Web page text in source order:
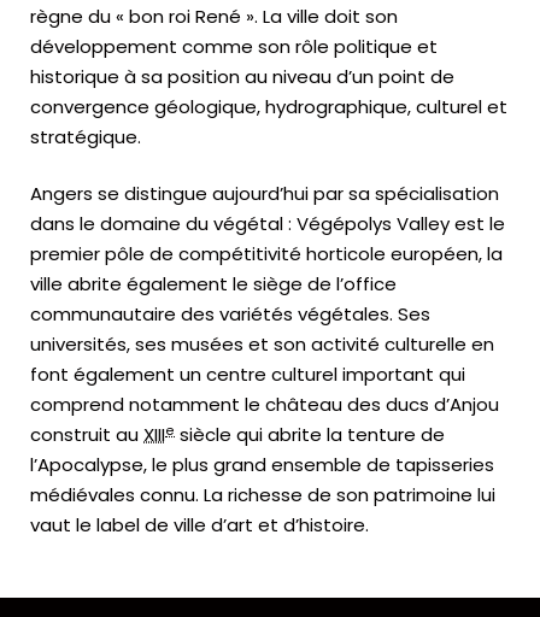
règne du « bon roi René ». La ville doit son
développement comme son rôle politique et
historique à sa position au niveau d’un point de
convergence géologique, hydrographique, culturel et
stratégique.
Angers se distingue aujourd’hui par sa spécialisation
dans le domaine du végétal : Végépolys Valley est le
premier pôle de compétitivité horticole européen, la
ville abrite également le siège de l’office
communautaire des variétés végétales. Ses
universités, ses musées et son activité culturelle en
font également un centre culturel important qui
comprend notamment le château des ducs d’Anjou
construit au XIIIe siècle qui abrite la tenture de
l’Apocalypse, le plus grand ensemble de tapisseries
médiévales connu. La richesse de son patrimoine lui
vaut le label de ville d’art et d’histoire.